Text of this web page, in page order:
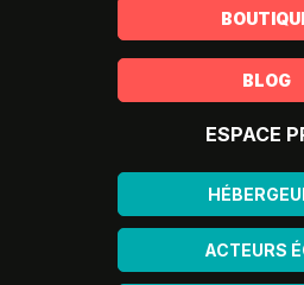
BLOG
ESPACE
ACTEURS